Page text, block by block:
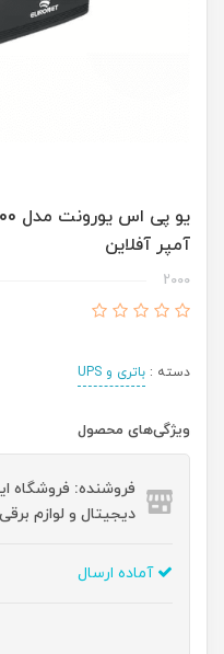
آمپر آفلاین
2000
دسته : باتری و UPS
ویژگی‌های محصول
فروشنده: فروشگاه
دیجیتال و لوازم برقی
آماده ارسال